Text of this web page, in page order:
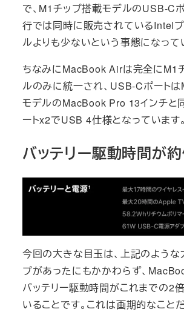
で、M1チップ搭載モデルのUSB-C
行では同時に販売されているIntel
ルよりも少ないという事態になって
ちなみにMacBook Airは完全にM1
ルのみに統一され、USB-Cポート
モデルのMacBook Pro 13インチと
ートx2でUSB 4仕様となっています。
バッテリー駆動時間が
今回の大きな目玉は、上記のような
プがあったにもかかわらず、
バッテリー駆動時間がこれまでの2
いることです。これは画期的なこと